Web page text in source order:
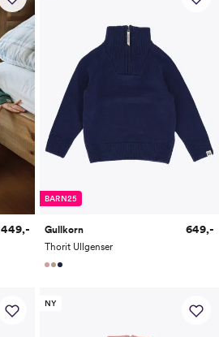
449,-
BARN25
Gullkorn
Thorit Ullgenser
649,-
NY